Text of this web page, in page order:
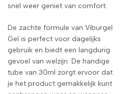
snel weer geniet van comfort.
De zachte formule van Viburgel
Gel is perfect voor dagelijks
gebruik en biedt een langdurig
gevoel van welzijn. De handige
tube van 30ml zorgt ervoor dat
je het product gemakkelijk kunt